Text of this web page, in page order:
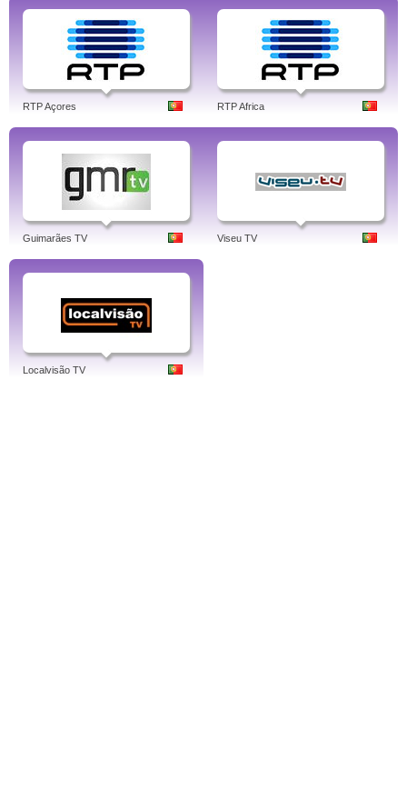
RTP Açores RTP Africa
Guimarães TV Viseu TV
Localvisão TV